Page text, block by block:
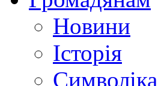
Новини
Історія
Символіка